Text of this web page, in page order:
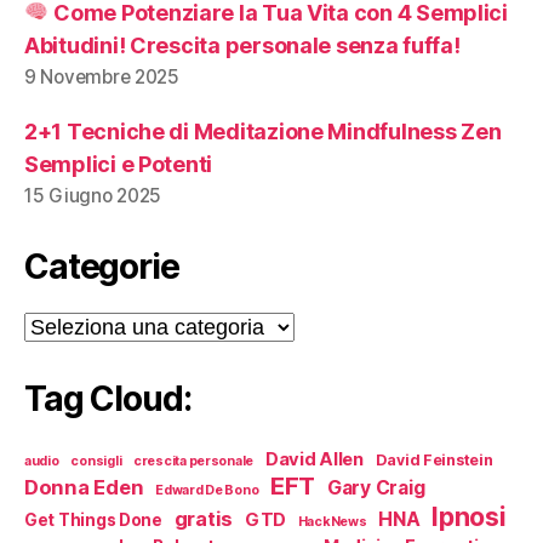
Come Potenziare la Tua Vita con 4 Semplici
Abitudini! Crescita personale senza fuffa!
9 Novembre 2025
2+1 Tecniche di Meditazione Mindfulness Zen
Semplici e Potenti
15 Giugno 2025
Categorie
Categorie
Tag Cloud:
audio consigli crescita personale David Allen David Feinstein
Donna Eden Edward De Bono EFT Gary Craig
Get Things Done gratis GTD HackNews HNA Ipnosi